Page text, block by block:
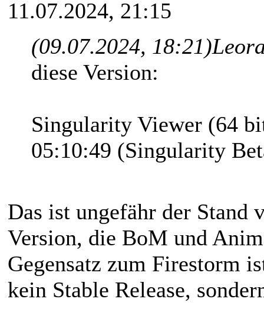
11.07.2024, 21:15
(09.07.2024, 18:21)
diese Version:
Singularity Viewer (64
05:10:49 (Singularity
Das ist ungefähr der Stand
Version, die BoM und
Gegensatz zum Firestorm
kein Stable Release,